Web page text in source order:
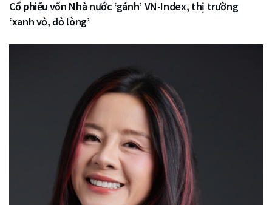
Cổ phiếu vốn Nhà nước ‘gánh’ VN-Index, thị trường
‘xanh vỏ, đỏ lòng’